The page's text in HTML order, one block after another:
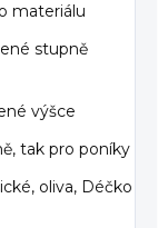
materiálu
stupně
výšce
tak pro poníky
oliva, Déčko